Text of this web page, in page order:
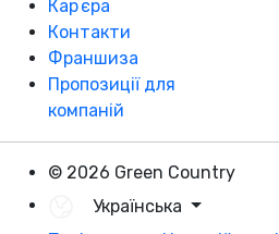
Карʼєра
Контакти
Франшиза
Пропозиції для
компаній
© 2026 Green Country
Українська